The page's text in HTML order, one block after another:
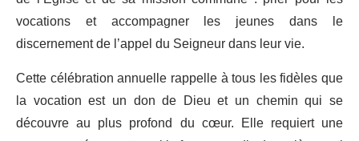
vocations et accompagner les jeunes dans le
discernement de l’appel du Seigneur dans leur vie.
Cette célébration annuelle rappelle à tous les fidèles que
la vocation est un don de Dieu et un chemin qui se
découvre au plus profond du cœur. Elle requiert une